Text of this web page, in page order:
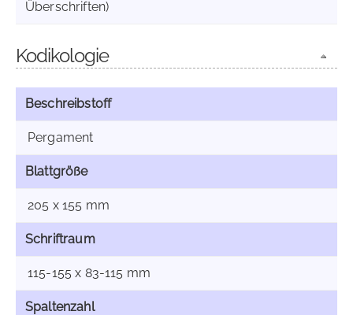
Überschriften)
Kodikologie
Beschreibstoff
Pergament
Blattgröße
205 x 155 mm
Schriftraum
115-155 x 83-115 mm
Spaltenzahl